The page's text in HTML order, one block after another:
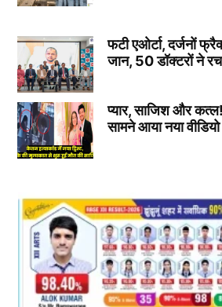
फटी एओर्टा, दर्जनों
जान, 50 डॉक्टरों ने
प्यार, साजिश और
सामने आया नया वीडियो